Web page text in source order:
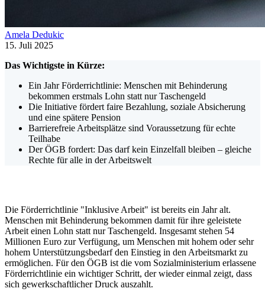
Amela Dedukic
15. Juli 2025
Das Wichtigste in Kürze:
Ein Jahr Förderrichtlinie: Menschen mit Behinderung
bekommen erstmals Lohn statt nur Taschengeld
Die Initiative fördert faire Bezahlung, soziale Absicherung
und eine spätere Pension
Barrierefreie Arbeitsplätze sind Voraussetzung für echte
Teilhabe
Der ÖGB fordert: Das darf kein Einzelfall bleiben – gleiche
Rechte für alle in der Arbeitswelt
Die Förderrichtlinie "Inklusive Arbeit" ist bereits ein Jahr alt.
Menschen mit Behinderung bekommen damit für ihre geleistete
Arbeit einen Lohn statt nur Taschengeld. Insgesamt stehen 54
Millionen Euro zur Verfügung, um Menschen mit hohem oder sehr
hohem Unterstützungsbedarf den Einstieg in den Arbeitsmarkt zu
ermöglichen. Für den ÖGB ist die vom Sozialministerium erlassene
Förderrichtlinie ein wichtiger Schritt, der wieder einmal zeigt, dass
sich gewerkschaftlicher Druck auszahlt.